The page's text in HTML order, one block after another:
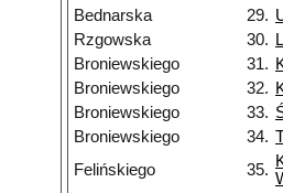
Bednarska
29.
Rzgowska
30.
Broniewskiego
31.
Broniewskiego
32.
Broniewskiego
33.
Broniewskiego
34.
Felińskiego
35.